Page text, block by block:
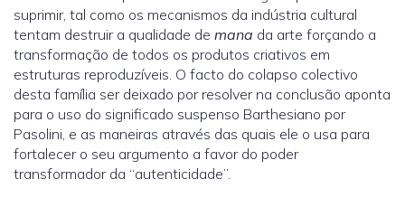
suprimir, tal como os mecanismos da indústria cultural
tentam destruir a qualidade de mana da arte forçando a
transformação de todos os produtos criativos em
estruturas reproduzíveis. O facto do colapso colectivo
desta família ser deixado por resolver na conclusão aponta
para o uso do significado suspenso Barthesiano por
Pasolini, e as maneiras através das quais ele o usa para
fortalecer o seu argumento a favor do poder
transformador da “autenticidade”.